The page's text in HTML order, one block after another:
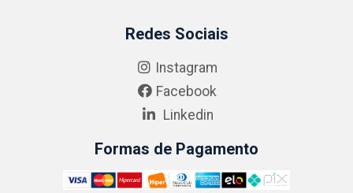
Redes Sociais
Instagram
Facebook
Linkedin
Formas de Pagamento